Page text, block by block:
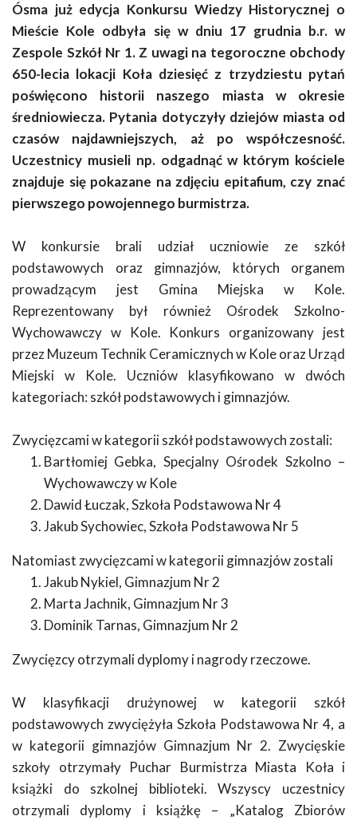
VIII Konkurs Wiedzy Historycznej o mieście Kole
Ósma już edycja Konkursu Wiedzy Historycznej o
Mieście Kole odbyła się w dniu 17 grudnia b.r. w
Zespole Szkół Nr 1. Z uwagi na tegoroczne obchody
650-lecia lokacji Koła dziesięć z trzydziestu pytań
poświęcono historii naszego miasta w okresie
średniowiecza. Pytania dotyczyły dziejów miasta od
czasów najdawniejszych, aż po współczesność.
Uczestnicy musieli np. odgadnąć w którym kościele
znajduje się pokazane na zdjęciu epitafium, czy znać
pierwszego powojennego burmistrza.
W konkursie brali udział uczniowie ze szkół
podstawowych oraz gimnazjów, których organem
prowadzącym jest Gmina Miejska w Kole.
Reprezentowany był również Ośrodek Szkolno-
Wychowawczy w Kole. Konkurs organizowany jest
przez Muzeum Technik Ceramicznych w Kole oraz Urząd
Miejski w Kole. Uczniów klasyfikowano w dwóch
kategoriach: szkół podstawowych i gimnazjów.
Zwycięzcami w kategorii szkół podstawowych zostali:
Bartłomiej Gebka, Specjalny Ośrodek Szkolno –
Wychowawczy w Kole
Dawid Łuczak, Szkoła Podstawowa Nr 4
Jakub Sychowiec, Szkoła Podstawowa Nr 5
Natomiast zwycięzcami w kategorii gimnazjów zostali
Jakub Nykiel, Gimnazjum Nr 2
Marta Jachnik, Gimnazjum Nr 3
Dominik Tarnas, Gimnazjum Nr 2
Zwycięzcy otrzymali dyplomy i nagrody rzeczowe.
W klasyfikacji drużynowej w kategorii szkół
podstawowych zwyciężyła Szkoła Podstawowa Nr 4, a
w kategorii gimnazjów Gimnazjum Nr 2. Zwycięskie
szkoły otrzymały Puchar Burmistrza Miasta Koła i
książki do szkolnej biblioteki. Wszyscy uczestnicy
otrzymali dyplomy i książkę – „Katalog Zbiorów